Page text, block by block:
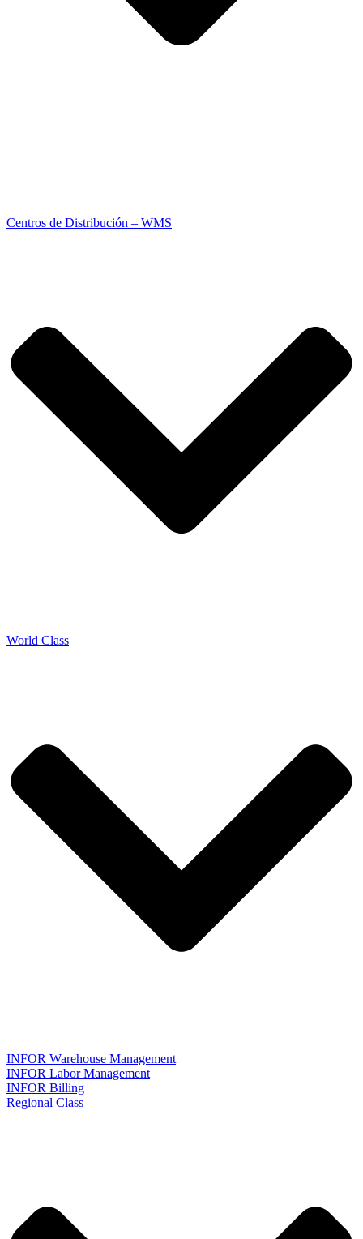
Centros de Distribución – WMS
World Class
INFOR Warehouse Management
INFOR Labor Management
INFOR Billing
Regional Class